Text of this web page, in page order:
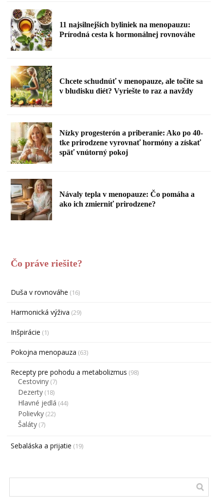
11 najsilnejších byliniek na menopauzu:
Prírodná cesta k hormonálnej rovnováhe
Chcete schudnúť v menopauze, ale točíte sa
v bludisku diét? Vyriešte to raz a navždy
Nízky progesterón a priberanie: Ako po 40-
tke prirodzene vyrovnať hormóny a získať
späť vnútorný pokoj
Návaly tepla v menopauze: Čo pomáha a
ako ich zmierniť prirodzene?
Čo práve riešite?
Duša v rovnováhe (16)
Harmonická výživa (29)
Inšpirácie (1)
Pokojna menopauza (63)
Recepty pre pohodu a metabolizmus (98)
Cestoviny (7)
Dezerty (18)
Hlavné jedlá (44)
Polievky (22)
Šaláty (7)
Sebaláska a prijatie (19)